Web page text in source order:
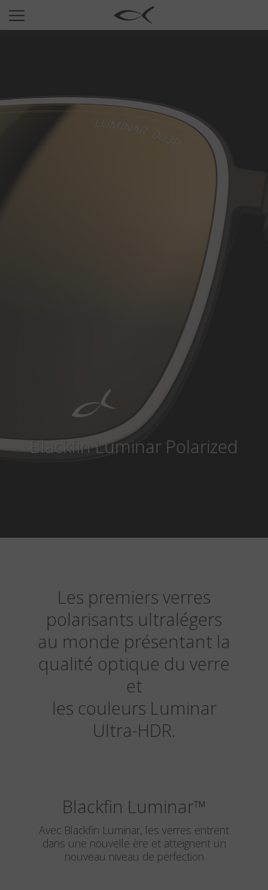
SUN
TITANIUM
Blackfin Luminar Polarized
Les premiers verres
polarisants ultralégers
au monde présentant la
qualité optique du verre
et
les couleurs Luminar
Ultra-HDR.
Blackfin Luminar™
Avec Blackfin Luminar, les verres entrent
dans une nouvelle ère et atteignent un
nouveau niveau de perfection